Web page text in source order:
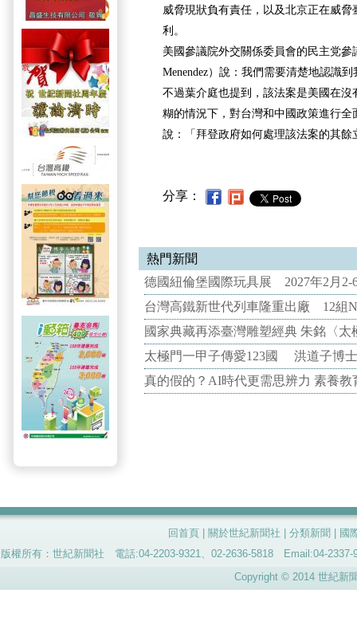
威脅現狀負有責任，以及北京正在威
利。
美國參議院外交關係委員會的民主党參
Menendez）說：我們需要清楚地認識
不過葉介庭也提到，該法案是美國在
糊的情況下，對台灣和中國政策進行
說：「拜登政府如何處理該法案的其
分享：
熱門新聞
德國紐倫堡國際玩具展 2027年2月2-
台灣高鐵新世代列車隆重出廠 12組
國家典藏再添臺灣雕塑經典 朱銘〈
太極門一甲子傳愛123國 洪道子博
真的假的？AI時代更需思辨力 素養
回首頁 關於世紀新聞社 分類新聞
國
版權所有：世紀新聞社 電話:04-2203-9321、02-2636-5818 Email:04-
Copyright © 2014 世紀新